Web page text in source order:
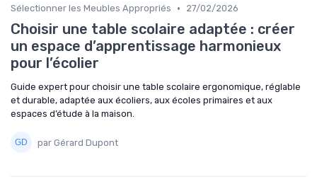
Sélectionner les Meubles Appropriés • 27/02/2026
Choisir une table scolaire adaptée : créer
un espace d’apprentissage harmonieux
pour l’écolier
Guide expert pour choisir une table scolaire ergonomique, réglable
et durable, adaptée aux écoliers, aux écoles primaires et aux
espaces d’étude à la maison.
par Gérard Dupont